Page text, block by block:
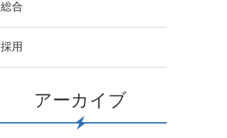
総合
採用
アーカイブ